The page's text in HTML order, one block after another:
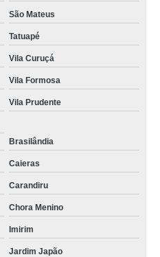
São Mateus
Tatuapé
Vila Curuçá
Vila Formosa
Vila Prudente
Brasilândia
Caieras
Carandiru
Chora Menino
Imirim
Jardim Japão